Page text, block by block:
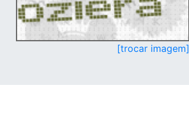
[trocar imagem]